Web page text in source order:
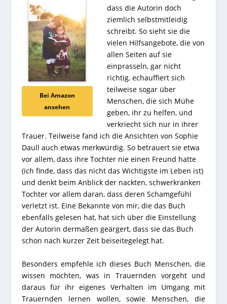
Bei Amazon
ansehen
dass die Autorin doch
ziemlich selbstmitleidig
schreibt. So sieht sie die
vielen Hilfsangebote, die von
allen Seiten auf sie
einprasseln, gar nicht
richtig, echauffiert sich
teilweise sogar über
Menschen, die sich Mühe
geben, ihr zu helfen, und
verkriecht sich nur in ihrer
Trauer. Teilweise fand ich die Ansichten von Sophie
Daull auch etwas merkwürdig. So betrauert sie etwa
vor allem, dass ihre Tochter nie einen Freund hatte
(ich finde, dass das nicht das Wichtigste im Leben ist)
und denkt beim Anblick der nackten, schwerkranken
Tochter vor allem daran, dass deren Schamgefühl
verletzt ist. Eine Bekannte von mir, die das Buch
ebenfalls gelesen hat, hat sich über die Einstellung
der Autorin dermaßen geärgert, dass sie das Buch
schon nach kurzer Zeit beiseitegelegt hat.
Besonders empfehle ich dieses Buch Menschen, die
wissen möchten, was in Trauernden vorgeht und
daraus für ihr eigenes Verhalten im Umgang mit
Trauernden lernen wollen, sowie Menschen, die